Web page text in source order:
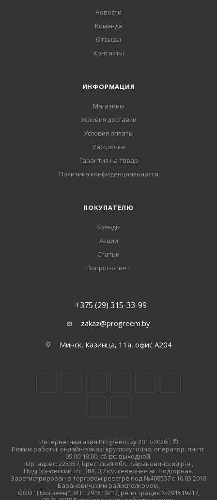
Новости
Команда
Отзывы
Контакты
ИНФОРМАЦИЯ
Магазины
Условия доставки
Условия оплаты
Рассрочка
Гарантия на товар
Политика конфиденциальности
ПОКУПАТЕЛЮ
Бренды
Акции
Статьи
Вопрос-ответ
+375 (29) 315-33-99
zakaz@progreem.by
Минск, Казинца, 11а, офис А204
Интернет-магазин Progreem.by 2013-2026г. ©
Режим работы: онлайн-заказ: круглосуточно; оператор: пн-пт:
09:00-18:00, сб-вс: выходной.
Юр. адрес: 225357, Брестская обл., Барановичский р-н.,
Подгорновский с/с, 388, 0,7 км. севернее аг. Подгорная.
Зарегистрирован в торговом реестре под №408537 с 16.03.2018
Барановичским райисполкомом.
ООО "Прогреем", УНП 291519217, регистрация №291519217,